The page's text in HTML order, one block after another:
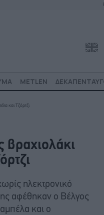
METLEN
και Τζόρτζι
ηλεκτρονικό
αφέθηκαν ο Βέλγος
και ο